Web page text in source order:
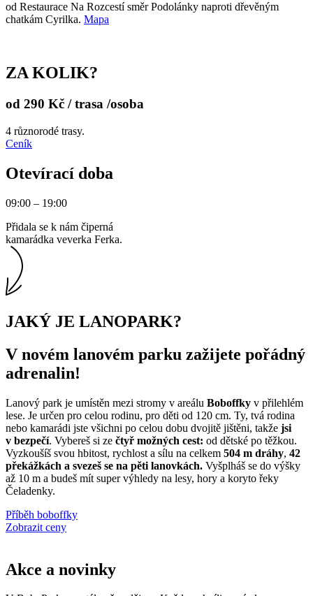
od Restaurace Na Rozcestí směr Podolánky naproti dřevěným
chatkám Cyrilka. Mapa
ZA KOLIK?
od 290 Kč / trasa /osoba
4 různorodé trasy.
Ceník
Otevírací doba
09:00 – 19:00
Přidala se k nám čiperná
kamarádka veverka Ferka.
JAKÝ JE LANOPARK?
V novém lanovém parku zažijete pořádný
adrenalin!
Lanový park je umístěn mezi stromy v areálu Boboffky v přilehlém
lese. Je určen pro celou rodinu, pro děti od 120 cm. Ty, tvá rodina
nebo kamarádi jste všichni po celou dobu dvojitě jištěni, takže jsi
v bezpečí. Vybereš si ze čtyř možných cest: od dětské po těžkou.
Vyzkoušíš svou hbitost, rychlost a sílu na celkem 504 m dráhy, 42
překážkách a svezeš se na pěti lanovkách. Vyšplháš se do výšky
až 10 m a budeš mít super výhledy na lesy, hory a koryto řeky
Čeladenky.
Příběh boboffky
Zobrazit ceny
Akce a novinky